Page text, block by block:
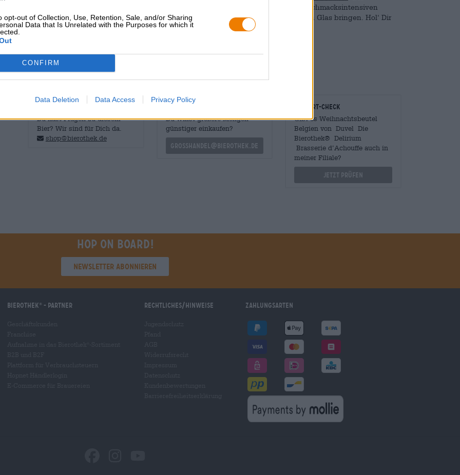
opt-out of Collection, Use, Retention, Sale, and/or Sharing
Data that Is Unrelated with the Purposes for which it
CONFIRM
Data Deletion Data Access Privacy Policy
alteingesessenen Brauhäuser begehen den Heiligen Abend mit wuchtigen, geschmacksintensiven
und festlichen Kreationen, die den Zauber des weihnachtlichen Belgiens in Dein Glas bringen. Hol‘ Dir
die belgische Weihnacht mit unserem Weihnachtsbeutel nach Hause.
Du hast Fragen zu diesem
Bier? Wir sind für Dich da.
shop@bierothek.de
Du willst größere Mengen
günstiger einkaufen?
grosshandel@bierothek.de
Vor-Ort-Check
Gibt es Weihnachtsbeutel
Belgien von Duvel Die
Bierothek® Delirium
Brasserie d’Achouffe auch in
meiner Filiale?
Jetzt prüfen
Hop on board!
Newsletter abonnieren
Bierothek - Partner Rechtliches/Hinweise Zahlungsarten